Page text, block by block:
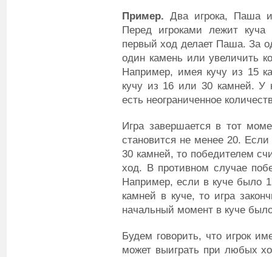
Пример. Два игрока, Паша
Перед игроками лежит
первый ход делает Паша. За
один камень или увеличить
Например, имея кучу из 15
кучу из 16 или 30 камней. У
есть неограниченное
Игра завершается в тот
становится не менее 20.
30 камней, то победителем
ход. В противном случае
Например, если в куче было
камней в куче, то игра
начальный момент в куче
Будем говорить, что игрок
может выиграть при любых